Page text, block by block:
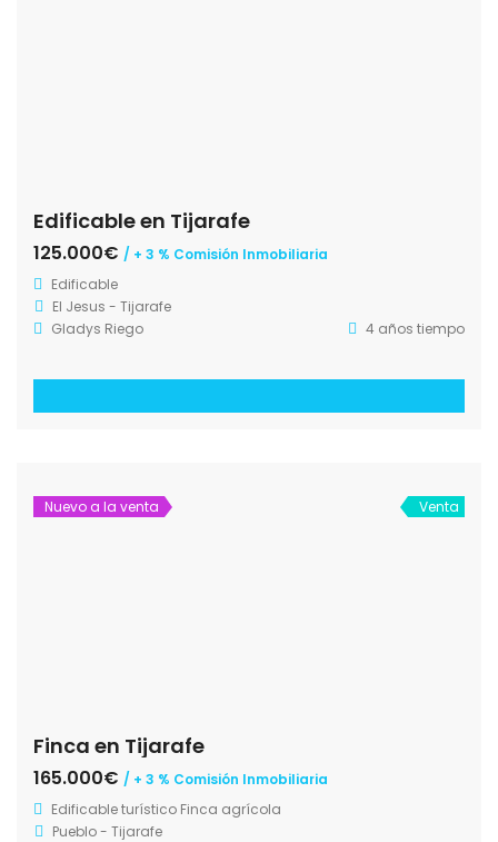
Edificable en Tijarafe
125.000€ / + 3 % Comisión Inmobiliaria
Edificable
El Jesus - Tijarafe
Gladys Riego
4 años tiempo
Nuevo a la venta Venta
Finca en Tijarafe
165.000€ / + 3 % Comisión Inmobiliaria
Edificable turístico Finca agrícola
Pueblo - Tijarafe